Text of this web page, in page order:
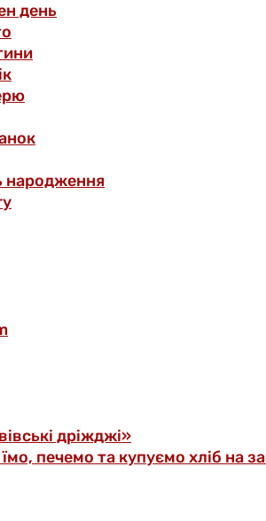
день
народження
дріжджі»
печемо та купуємо хліб на